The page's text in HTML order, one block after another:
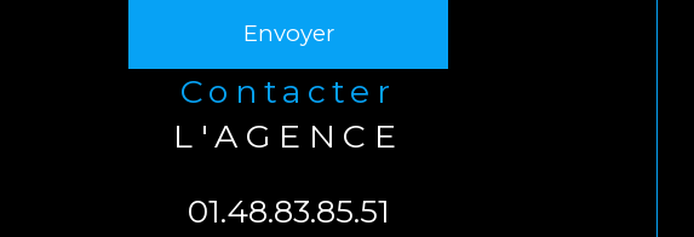
Envoyer
contacter
L'AGENCE
01.48.83.85.51